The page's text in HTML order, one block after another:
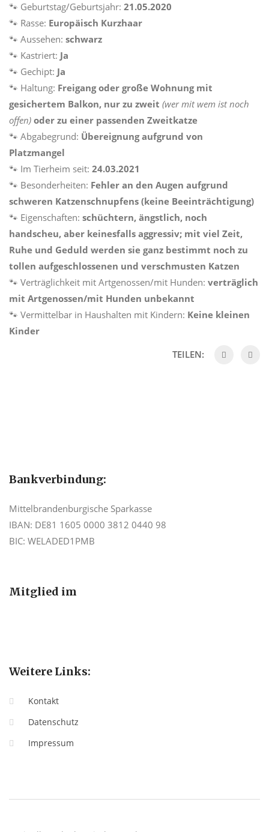
🐾 Geburtstag/Geburtsjahr: 21.05.2020
🐾 Rasse: Europäisch Kurzhaar
🐾 Aussehen: schwarz
🐾 Kastriert: Ja
🐾 Gechipt: Ja
🐾 Haltung: Freigang oder große Wohnung mit
gesichertem Balkon, nur zu zweit (wer mit wem ist noch
offen) oder zu einer passenden Zweitkatze
🐾 Abgabegrund: Übereignung aufgrund von
Platzmangel
🐾 Im Tierheim seit: 24.03.2021
🐾 Besonderheiten: Fehler an den Augen aufgrund
schweren Katzenschnupfens (keine Beeinträchtigung)
🐾 Eigenschaften: schüchtern, ängstlich, noch
handscheu, aber keinesfalls aggressiv; mit viel Zeit,
Ruhe und Geduld werden sie ganz bestimmt noch zu
tollen aufgeschlossenen und verschmusten Katzen
🐾 Verträglichkeit mit Artgenossen/mit Hunden: verträglich
mit Artgenossen/mit Hunden unbekannt
🐾 Vermittelbar in Haushalten mit Kindern: Keine kleinen
Kinder
TEILEN:
Bankverbindung:
Mittelbrandenburgische Sparkasse
IBAN: DE81 1605 0000 3812 0440 98
BIC: WELADED1PMB
Mitglied im
Weitere Links:
Kontakt
Datenschutz
Impressum